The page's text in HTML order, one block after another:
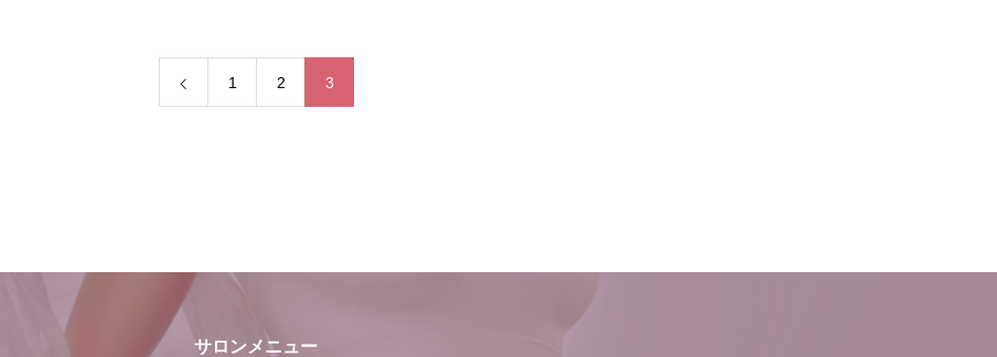
1 2 3
サロンメニュー